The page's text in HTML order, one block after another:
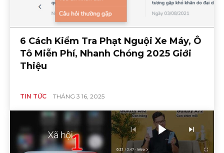
6 Cách Kiểm Tra Phạt Nguội Xe Máy, Ô
Tô Miễn Phí, Nhanh Chóng 2025 Giới
Thiệu
TIN TỨC THÁNG 3 16, 2025